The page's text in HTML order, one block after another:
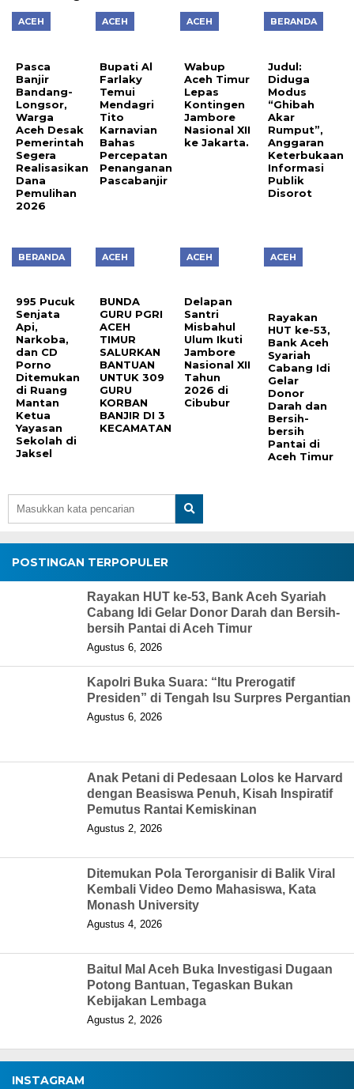
ACEH
Pasca
Banjir
Bandang-
Longsor,
Warga
Aceh Desak
Pemerintah
Segera
Realisasikan
Dana
Pemulihan
2026
ACEH
Bupati Al
Farlaky
Temui
Mendagri
Tito
Karnavian
Bahas
Percepatan
Penanganan
Pascabanjir
ACEH
Wabup
Aceh Timur
Lepas
Kontingen
Jambore
Nasional XII
ke Jakarta.
BERANDA
Judul:
Diduga
Modus
“Ghibah
Akar
Rumput”,
Anggaran
Keterbukaan
Informasi
Publik
Disorot
BERANDA
995 Pucuk
Senjata
Api,
Narkoba,
dan CD
Porno
Ditemukan
di Ruang
Mantan
Ketua
Yayasan
Sekolah di
Jaksel
ACEH
BUNDA
GURU PGRI
ACEH
TIMUR
SALURKAN
BANTUAN
UNTUK 309
GURU
KORBAN
BANJIR DI 3
KECAMATAN
ACEH
Delapan
Santri
Misbahul
Ulum Ikuti
Jambore
Nasional XII
Tahun
2026 di
Cibubur
ACEH
Rayakan
HUT ke-53,
Bank Aceh
Syariah
Cabang Idi
Gelar
Donor
Darah dan
Bersih-
bersih
Pantai di
Aceh Timur
POSTINGAN TERPOPULER
Rayakan HUT ke-53, Bank Aceh Syariah
Cabang Idi Gelar Donor Darah dan Bersih-
bersih Pantai di Aceh Timur
Agustus 6, 2026
Kapolri Buka Suara: “Itu Prerogatif
Presiden” di Tengah Isu Surpres Pergantian
Agustus 6, 2026
Anak Petani di Pedesaan Lolos ke Harvard
dengan Beasiswa Penuh, Kisah Inspiratif
Pemutus Rantai Kemiskinan
Agustus 2, 2026
Ditemukan Pola Terorganisir di Balik Viral
Kembali Video Demo Mahasiswa, Kata
Monash University
Agustus 4, 2026
Baitul Mal Aceh Buka Investigasi Dugaan
Potong Bantuan, Tegaskan Bukan
Kebijakan Lembaga
Agustus 2, 2026
INSTAGRAM